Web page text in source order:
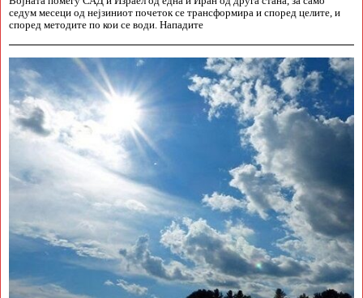
седум месеци од нејзиниот почеток се трансформира и според целите, и
според методите по кои се води. Нападите